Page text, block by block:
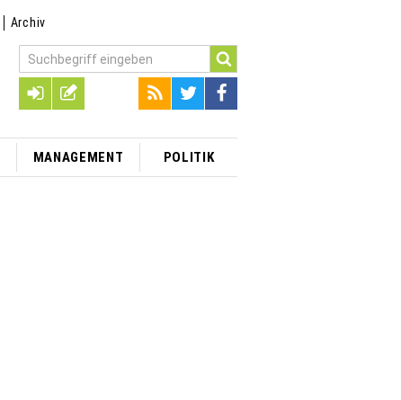
Archiv
MANAGEMENT POLITIK